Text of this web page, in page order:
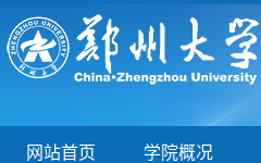
网站首页 学院概况